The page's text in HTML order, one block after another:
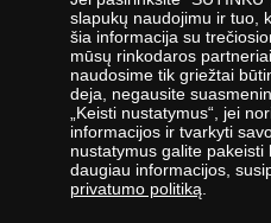
Viena didžiausių numizmatinių
,,Samlerhuset Group“ turi
dirba 400 darbuotojų. Įmonių
seniausia Norvegijos kalykla,
kalykla gamina kai kurias
be to, kasmet kaldina Nobelio
įmonės apyvarta siekė 400
UAB „Monetų namai“
slapukų naudojimu ir tuo,
šia informacija su
mūsų rinkodaros
naudosime tik griežtai
deja, negausite
„Keisti nustatymus“, jei
informacijos ir tvarkyti
nustatymus galite
daugiau informacijos,
privatumo politiką